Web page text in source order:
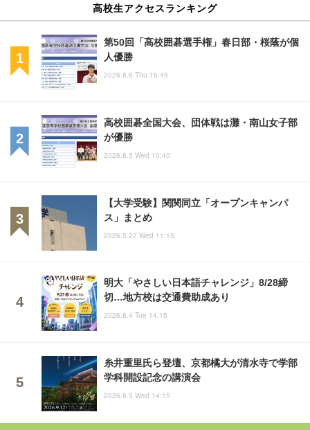
高校生アクセスランキング
第50回「高校囲碁選手権」春日部・桜蔭が個
人優勝
2026.8.6 Thu 16:45
高校囲碁全国大会、団体戦は灘・南山女子部
が優勝
2026.8.5 Wed 10:40
【大学受験】関関同立「オープンキャンパ
ス」まとめ
2026.5.27 Wed 11:15
明大「やさしい日本語チャレンジ」8/28締
切…地方校は交通費助成あり
2026.8.4 Tue 14:15
糸井重里氏ら登壇、京都橘大が清水寺で学部
学科開設記念の講演会
2026.8.5 Wed 14:15